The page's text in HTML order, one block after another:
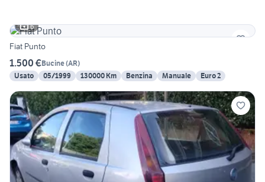
6
Fiat Punto
1.500 €Bucine(AR)
Usato
05/1999 130000 Km Benzina Manuale Euro 2